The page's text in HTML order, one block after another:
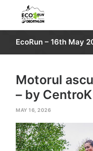
RESULTS
ROUTE
INFORMATION
PHOTO
EcoRun – 16th May
Motorul
– by
MAY 16, 2026